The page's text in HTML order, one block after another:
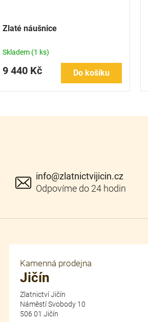
Zlaté náušnice
Skladem (1 ks)
9 440 Kč Do košíku
info@zlatnictvijicin.cz
Kamenná prodejna
Jičín
Zlatnictví Jičín
Náměstí Svobody 10
506 01 Jičín